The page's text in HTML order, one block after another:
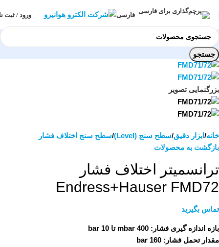
فارسی ورود / ثبت
جستجو
بزرگنمایی تصویر
خانه ابزار دقیق سطح سنج (Level)
سطح سنج اختلاف فشار
بازگشت به محصولات
ترانسمیتر اختلاف فشار
Endress+Hauser FMD72
تماس بگیرید
بازه اندازه گیری فشار: 400 mbar تا 10 bar
مقدار تحمل فشار: